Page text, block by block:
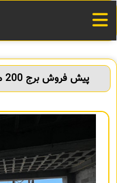
پیش فروش برج 200 متری در سرخرود پلاک اول دریا